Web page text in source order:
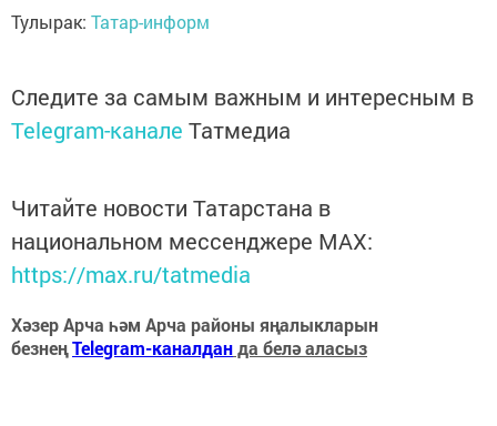
Тулырак: Татар-информ
Следите за самым важным и интересным в
Telegram-канале Татмедиа
Читайте новости Татарстана в
национальном мессенджере MАХ:
https://max.ru/tatmedia
Хәзер Арча һәм Арча районы яңалыкларын
безнеңTelegram-каналданда белә аласыз